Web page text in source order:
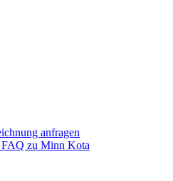
anfragen
FAQ zu Minn Kota